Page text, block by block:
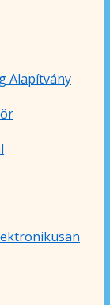
Alapítvány